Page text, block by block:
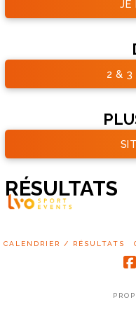
JE
2 & 3
RÉSULTATS
CALENDRIER / RÉSULTATS